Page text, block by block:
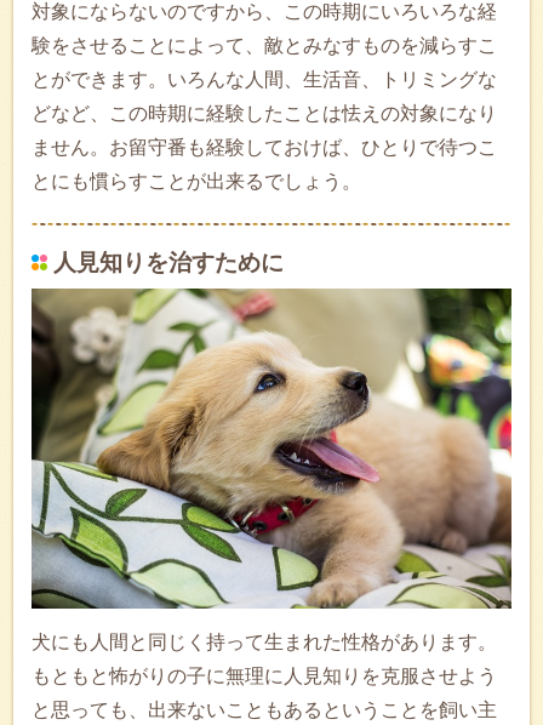
対象にならないのですから、この時期にいろいろな経
験をさせることによって、敵とみなすものを減らすこ
とができます。いろんな人間、生活音、トリミングな
どなど、この時期に経験したことは怯えの対象になり
ません。お留守番も経験しておけば、ひとりで待つこ
とにも慣らすことが出来るでしょう。
人見知りを治すために
犬にも人間と同じく持って生まれた性格があります。
もともと怖がりの子に無理に人見知りを克服させよう
と思っても、出来ないこともあるということを飼い主